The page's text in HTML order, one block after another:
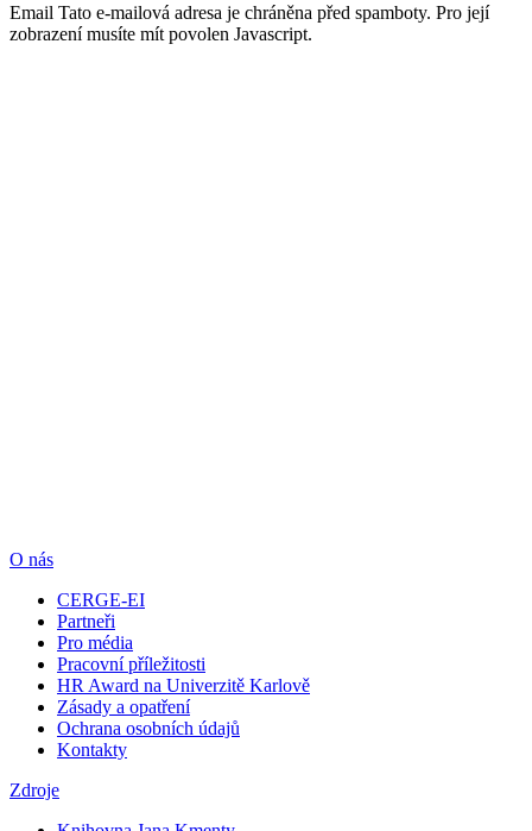
Email Tato e-mailová adresa je chráněna před spamboty. Pro její
zobrazení musíte mít povolen Javascript.
O nás
CERGE-EI
Partneři
Pro média
Pracovní příležitosti
HR Award na Univerzitě Karlově
Zásady a opatření
Ochrana osobních údajů
Kontakty
Zdroje